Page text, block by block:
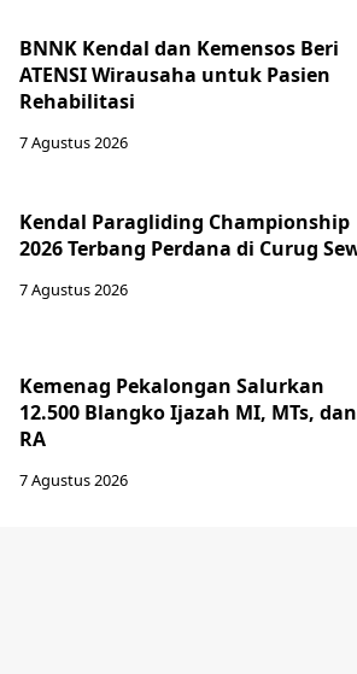
BNNK Kendal dan Kemensos Beri
ATENSI Wirausaha untuk Pasien
Rehabilitasi
7 Agustus 2026
Kendal Paragliding Championship
2026 Terbang Perdana di Curug
7 Agustus 2026
Kemenag Pekalongan Salurkan
12.500 Blangko Ijazah MI, MTs, dan
RA
7 Agustus 2026